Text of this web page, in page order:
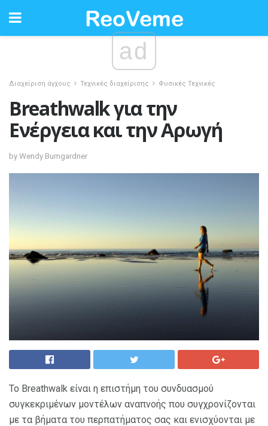
ad
Διαχείριση άγχους Τεχνικές διαχείρισης Φυσικές Τεχνικές
Breathwalk για την
Ενέργεια και την Αρωγή
by Wendy Bumgardner
Το Breathwalk είναι η επιστήμη του συνδυασμού
συγκεκριμένων μοντέλων αναπνοής που συγχρονίζονται
με τα βήματα του περπατήματος σας και ενισχύονται με